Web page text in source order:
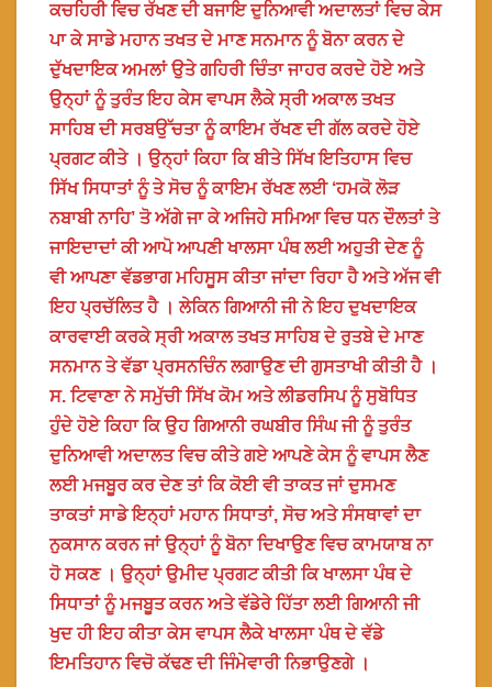
ਕਚਹਿਰੀ ਵਿਚ ਰੱਖਣ ਦੀ ਬਜਾਇ ਦੁਨਿਆਵੀ ਅਦਾਲਤਾਂ ਵਿਚ ਕੇਸ
ਪਾ ਕੇ ਸਾਡੇ ਮਹਾਨ ਤਖਤ ਦੇ ਮਾਣ ਸਨਮਾਨ ਨੂੰ ਬੋਨਾ ਕਰਨ ਦੇ
ਦੁੱਖਦਾਇਕ ਅਮਲਾਂ ਉਤੇ ਗਹਿਰੀ ਚਿੰਤਾ ਜਾਹਰ ਕਰਦੇ ਹੋਏ ਅਤੇ
ਉਨ੍ਹਾਂ ਨੂੰ ਤੁਰੰਤ ਇਹ ਕੇਸ ਵਾਪਸ ਲੈਕੇ ਸ੍ਰੀ ਅਕਾਲ ਤਖਤ
ਸਾਹਿਬ ਦੀ ਸਰਬਉੱਚਤਾ ਨੂੰ ਕਾਇਮ ਰੱਖਣ ਦੀ ਗੱਲ ਕਰਦੇ ਹੋਏ
ਪ੍ਰਗਟ ਕੀਤੇ । ਉਨ੍ਹਾਂ ਕਿਹਾ ਕਿ ਬੀਤੇ ਸਿੱਖ ਇਤਿਹਾਸ ਵਿਚ
ਸਿੱਖ ਸਿਧਾਤਾਂ ਨੂੰ ਤੇ ਸੋਚ ਨੂੰ ਕਾਇਮ ਰੱਖਣ ਲਈ ‘ਹਮਕੋ ਲੋੜ
ਨਬਾਬੀ ਨਾਹਿ’ ਤੋ ਅੱਗੇ ਜਾ ਕੇ ਅਜਿਹੇ ਸਮਿਆ ਵਿਚ ਧਨ ਦੌਲਤਾਂ ਤੇ
ਜਾਇਦਾਦਾਂ ਕੀ ਆਪੋ ਆਪਣੀ ਖਾਲਸਾ ਪੰਥ ਲਈ ਅਹੁਤੀ ਦੇਣ ਨੂੰ
ਵੀ ਆਪਣਾ ਵੱਡਭਾਗ ਮਹਿਸੂਸ ਕੀਤਾ ਜਾਂਦਾ ਰਿਹਾ ਹੈ ਅਤੇ ਅੱਜ ਵੀ
ਇਹ ਪ੍ਰਚੱਲਿਤ ਹੈ । ਲੇਕਿਨ ਗਿਆਨੀ ਜੀ ਨੇ ਇਹ ਦੁਖਦਾਇਕ
ਕਾਰਵਾਈ ਕਰਕੇ ਸ੍ਰੀ ਅਕਾਲ ਤਖਤ ਸਾਹਿਬ ਦੇ ਰੁਤਬੇ ਦੇ ਮਾਣ
ਸਨਮਾਨ ਤੇ ਵੱਡਾ ਪ੍ਰਸਨਚਿੰਨ ਲਗਾਉਣ ਦੀ ਗੁਸਤਾਖੀ ਕੀਤੀ ਹੈ ।
ਸ. ਟਿਵਾਣਾ ਨੇ ਸਮੁੱਚੀ ਸਿੱਖ ਕੋਮ ਅਤੇ ਲੀਡਰਸਿਪ ਨੂੰ ਸੁਬੋਧਿਤ
ਹੁੰਦੇ ਹੋਏ ਕਿਹਾ ਕਿ ਉਹ ਗਿਆਨੀ ਰਘਬੀਰ ਸਿੰਘ ਜੀ ਨੂੰ ਤੁਰੰਤ
ਦੁਨਿਆਵੀ ਅਦਾਲਤ ਵਿਚ ਕੀਤੇ ਗਏ ਆਪਣੇ ਕੇਸ ਨੂੰ ਵਾਪਸ ਲੈਣ
ਲਈ ਮਜਬੂਰ ਕਰ ਦੇਣ ਤਾਂ ਕਿ ਕੋਈ ਵੀ ਤਾਕਤ ਜਾਂ ਦੁਸਮਣ
ਤਾਕਤਾਂ ਸਾਡੇ ਇਨ੍ਹਾਂ ਮਹਾਨ ਸਿਧਾਤਾਂ, ਸੋਚ ਅਤੇ ਸੰਸਥਾਵਾਂ ਦਾ
ਨੁਕਸਾਨ ਕਰਨ ਜਾਂ ਉਨ੍ਹਾਂ ਨੂੰ ਬੋਨਾ ਦਿਖਾਉਣ ਵਿਚ ਕਾਮਯਾਬ ਨਾ
ਹੋ ਸਕਣ । ਉਨ੍ਹਾਂ ਉਮੀਦ ਪ੍ਰਗਟ ਕੀਤੀ ਕਿ ਖਾਲਸਾ ਪੰਥ ਦੇ
ਸਿਧਾਤਾਂ ਨੂੰ ਮਜਬੂਤ ਕਰਨ ਅਤੇ ਵੱਡੇਰੇ ਹਿੱਤਾ ਲਈ ਗਿਆਨੀ ਜੀ
ਖੁਦ ਹੀ ਇਹ ਕੀਤਾ ਕੇਸ ਵਾਪਸ ਲੈਕੇ ਖਾਲਸਾ ਪੰਥ ਦੇ ਵੱਡੇ
ਇਮਤਿਹਾਨ ਵਿਚੋ ਕੱਢਣ ਦੀ ਜਿੰਮੇਵਾਰੀ ਨਿਭਾਉਣਗੇ ।